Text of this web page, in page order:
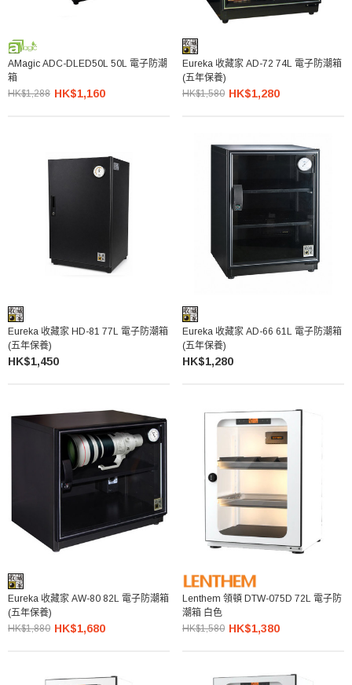
AMagic ADC-DLED50L 50L 電子防潮
箱
HK$1,288 HK$1,160
Eureka 收藏家 AD-72 74L 電子防潮箱
(五年保養)
HK$1,580 HK$1,280
Eureka 收藏家 HD-81 77L 電子防潮箱
(五年保養)
HK$1,450
Eureka 收藏家 AD-66 61L 電子防潮箱
(五年保養)
HK$1,280
Eureka 收藏家 AW-80 82L 電子防潮箱
(五年保養)
HK$1,880 HK$1,680
Lenthem 領頓 DTW-075D 72L 電子防
潮箱 白色
HK$1,580 HK$1,380